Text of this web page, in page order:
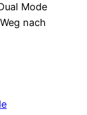
Mode
nach